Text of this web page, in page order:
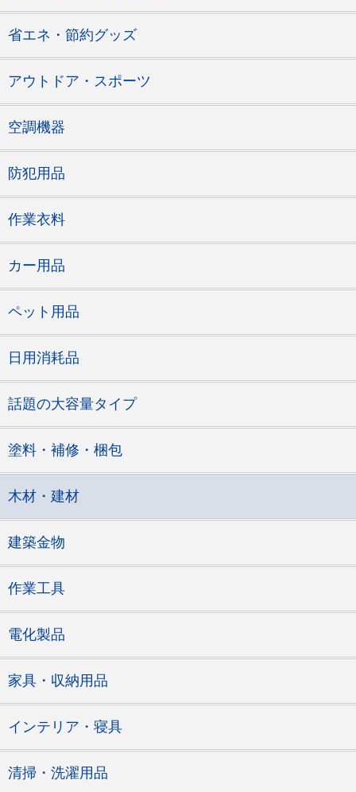
省エネ・節約グッズ
アウトドア・スポーツ
空調機器
防犯用品
作業衣料
カー用品
ペット用品
日用消耗品
話題の大容量タイプ
塗料・補修・梱包
木材・建材
建築金物
作業工具
電化製品
家具・収納用品
インテリア・寝具
清掃・洗濯用品